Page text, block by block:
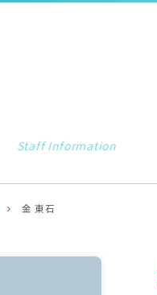
Staff Information
金 東石